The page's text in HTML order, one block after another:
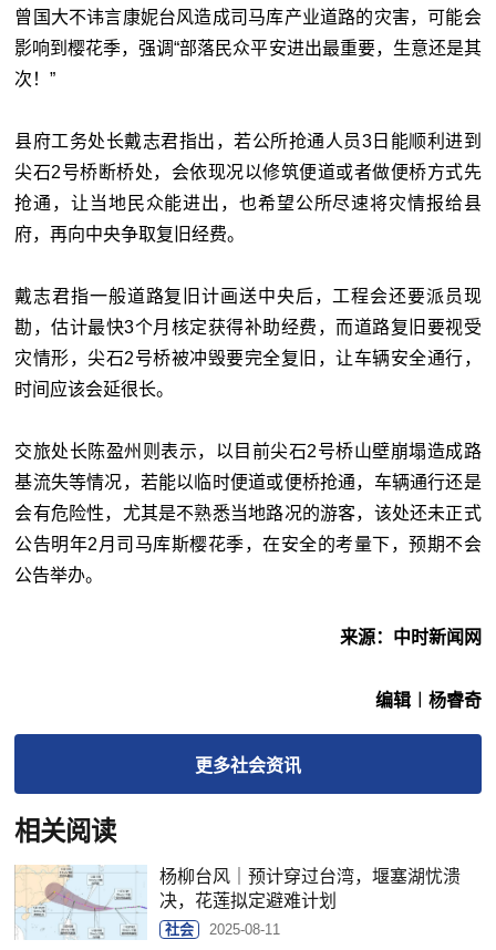
曾国大不讳言康妮台风造成司马库产业道路的灾害，可能会
影响到樱花季，强调“部落民众平安进出最重要，生意还是其
次！”
县府工务处长戴志君指出，若公所抢通人员3日能顺利进到
尖石2号桥断桥处，会依现况以修筑便道或者做便桥方式先
抢通，让当地民众能进出，也希望公所尽速将灾情报给县
府，再向中央争取复旧经费。
戴志君指一般道路复旧计画送中央后，工程会还要派员现
勘，估计最快3个月核定获得补助经费，而道路复旧要视受
灾情形，尖石2号桥被冲毁要完全复旧，让车辆安全通行，
时间应该会延很长。
交旅处长陈盈州则表示，以目前尖石2号桥山壁崩塌造成路
基流失等情况，若能以临时便道或便桥抢通，车辆通行还是
会有危险性，尤其是不熟悉当地路况的游客，该处还未正式
公告明年2月司马库斯樱花季，在安全的考量下，预期不会
公告举办。
来源：中时新闻网
编辑︱杨睿奇
更多社会资讯
相关阅读
杨柳台风｜预计穿过台湾，堰塞湖忧溃
决，花莲拟定避难计划
社会 2025-08-11